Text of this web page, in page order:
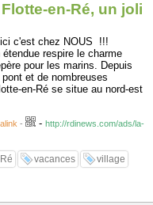
en-Ré, un joli
c'est chez NOUS !!!
étendue respire le charme
pour les marins. Depuis
et de nombreuses
en-Ré se situe au nord-est
- - http://rdinews.com/ads/la-
Ré vacances
village